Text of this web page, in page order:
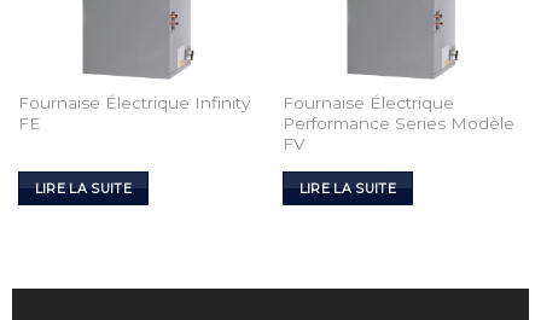
Fournaise Électrique Infinity
FE
LIRE LA SUITE
Fournaise Électrique
Performance Series Modèle
FV
LIRE LA SUITE